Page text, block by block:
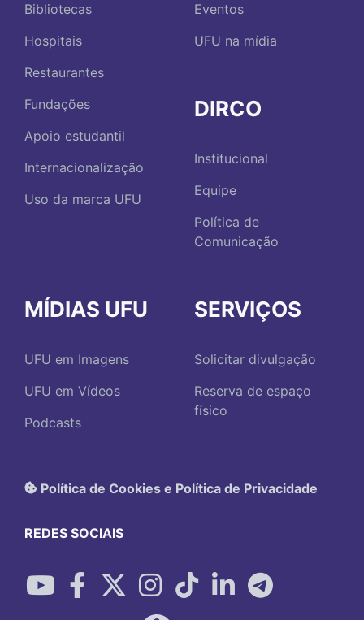
Bibliotecas
Hospitais
Restaurantes
Fundações
Apoio estudantil
Internacionalização
Uso da marca UFU
Eventos
UFU na mídia
DIRCO
Institucional
Equipe
Política de
Comunicação
MÍDIAS UFU
UFU em Imagens
UFU em Vídeos
Podcasts
SERVIÇOS
Solicitar divulgação
Reserva de espaço
físico
Política de Cookies e Política de Privacidade
REDES SOCIAIS